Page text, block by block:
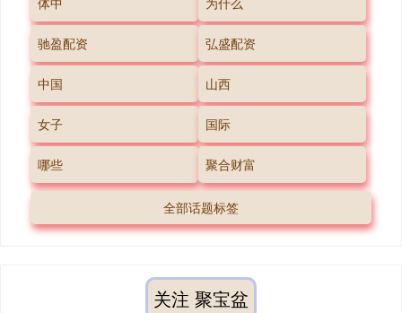
驰盈配资 弘盛配资
中国 山西
女子 国际
哪些 聚合财富
全部话题标签
关注 聚宝盆